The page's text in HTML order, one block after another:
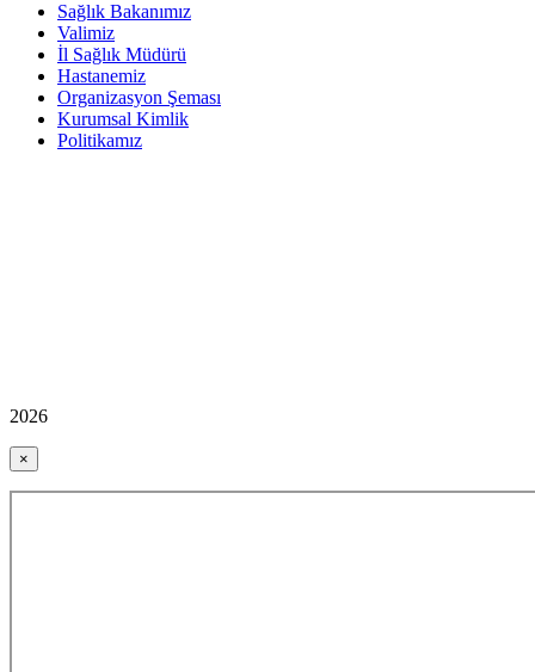
Sağlık Bakanımız
Valimiz
İl Sağlık Müdürü
Hastanemiz
Organizasyon Şeması
Kurumsal Kimlik
Politikamız
2026
×